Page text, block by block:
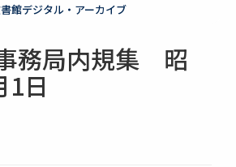
館デジタル・アーカイブ
務局内規集 昭
1日